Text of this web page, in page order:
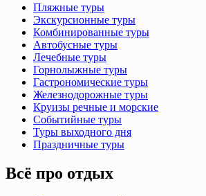
Пляжные туры
Экскурсионные туры
Комбинированные туры
Автобусные туры
Лечебные туры
Горнолыжные туры
Гастрономические туры
Железнодорожные туры
Круизы речные и морские
Событийные туры
Туры выходного дня
Праздничные туры
Всё про отдых